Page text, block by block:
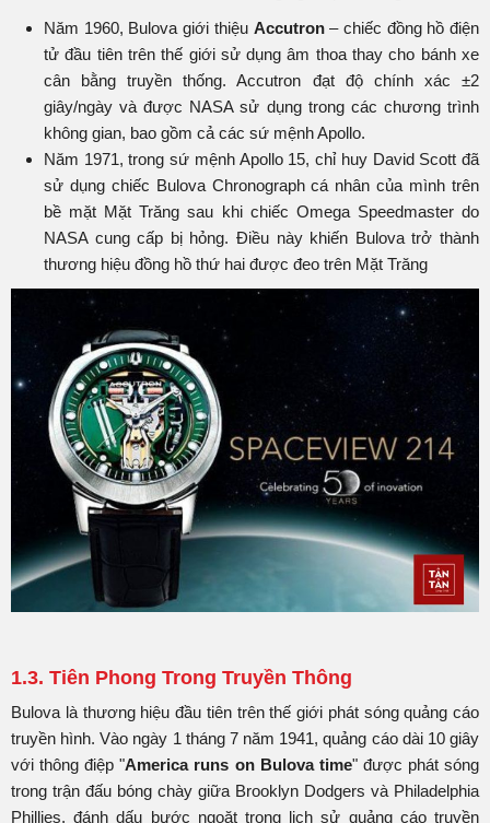
Năm 1960, Bulova giới thiệu Accutron– chiếc đồng hồ điện
tử đầu tiên trên thế giới sử dụng âm thoa thay cho bánh xe
cân bằng truyền thống. Accutron đạt độ chính xác ±2
giây/ngày và được NASA sử dụng trong các chương trình
không gian, bao gồm cả các sứ mệnh Apollo.​
Năm 1971, trong sứ mệnh Apollo 15, chỉ huy David Scott đã
sử dụng chiếc Bulova Chronograph cá nhân của mình trên
bề mặt Mặt Trăng sau khi chiếc Omega Speedmaster do
NASA cung cấp bị hỏng. Điều này khiến Bulova trở thành
thương hiệu đồng hồ thứ hai được đeo trên Mặt Trăng
1.3. Tiên Phong Trong Truyền Thông
Bulova là thương hiệu đầu tiên trên thế giới phát sóng quảng cáo
truyền hình. Vào ngày 1 tháng 7 năm 1941, quảng cáo dài 10 giây
với thông điệp "America runs on Bulova time" được phát sóng
trong trận đấu bóng chày giữa Brooklyn Dodgers và Philadelphia
Phillies, đánh dấu bước ngoặt trong lịch sử quảng cáo truyền